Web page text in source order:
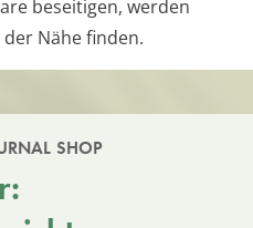
beseitigen, werden
Nähe finden.
SHOP